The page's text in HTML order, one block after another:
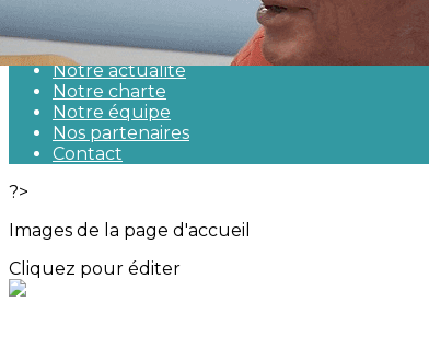
>
Qui sommes-nous ?
Notre actualité
Notre charte
Notre équipe
Nos partenaires
Contact
?>
Images de la page d'accueil
Cliquez pour éditer